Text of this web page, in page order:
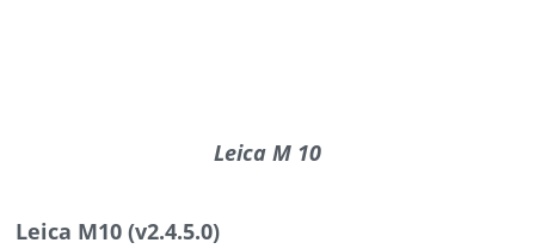
Leica M 10
Leica M10 (v2.4.5.0)